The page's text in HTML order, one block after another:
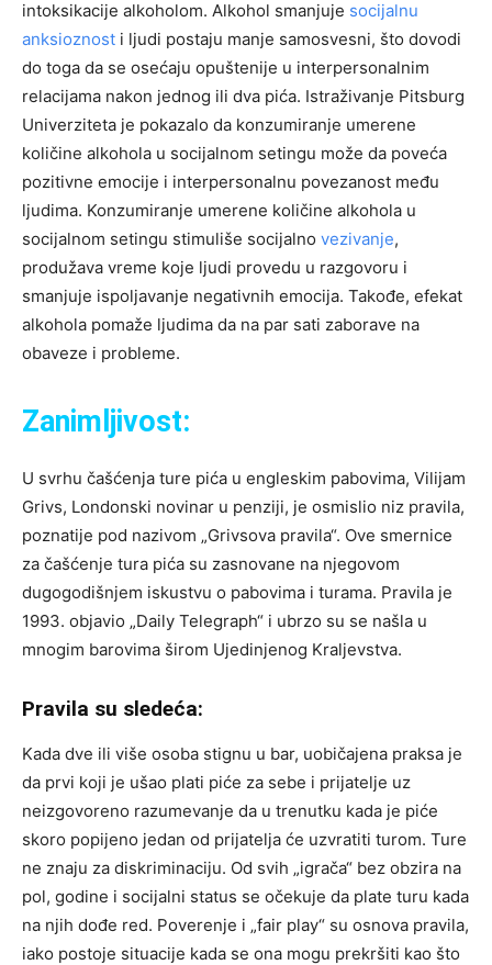
intoksikacije alkoholom. Alkohol smanjuje socijalnu
anksioznost i ljudi postaju manje samosvesni, što dovodi
do toga da se osećaju opuštenije u interpersonalnim
relacijama nakon jednog ili dva pića. Istraživanje Pitsburg
Univerziteta je pokazalo da konzumiranje umerene
količine alkohola u socijalnom setingu može da poveća
pozitivne emocije i interpersonalnu povezanost među
ljudima. Konzumiranje umerene količine alkohola u
socijalnom setingu stimuliše socijalno vezivanje,
produžava vreme koje ljudi provedu u razgovoru i
smanjuje ispoljavanje negativnih emocija. Takođe, efekat
alkohola pomaže ljudima da na par sati zaborave na
obaveze i probleme.
Zanimljivost:
U svrhu čašćenja ture pića u engleskim pabovima, Vilijam
Grivs, Londonski novinar u penziji, je osmislio niz pravila,
poznatije pod nazivom „Grivsova pravila“. Ove smernice
za čašćenje tura pića su zasnovane na njegovom
dugogodišnjem iskustvu o pabovima i turama. Pravila je
1993. objavio „Daily Telegraph“ i ubrzo su se našla u
mnogim barovima širom Ujedinjenog Kraljevstva.
Pravila su sledeća:
Kada dve ili više osoba stignu u bar, uobičajena praksa je
da prvi koji je ušao plati piće za sebe i prijatelje uz
neizgovoreno razumevanje da u trenutku kada je piće
skoro popijeno jedan od prijatelja će uzvratiti turom. Ture
ne znaju za diskriminaciju. Od svih „igrača“ bez obzira na
pol, godine i socijalni status se očekuje da plate turu kada
na njih dođe red. Poverenje i „fair play“ su osnova pravila,
iako postoje situacije kada se ona mogu prekršiti kao što